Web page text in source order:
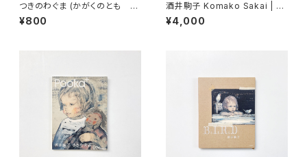
つきのわぐま (かがくのとも 19
74年増刊号) | 高橋喜平 写真・
文
¥800
酒井駒子 Komako Sakai | み
みをすますように As if listeni
ng
¥4,000